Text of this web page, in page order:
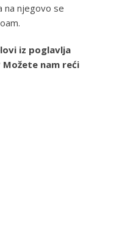
na njegovo se
iz poglavlja
nam reći